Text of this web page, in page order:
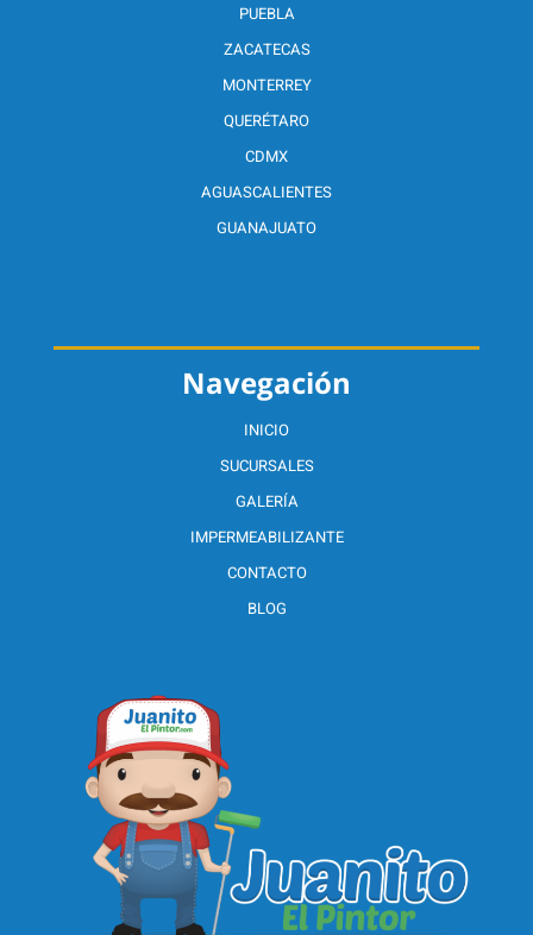
Navegación
INICIO
SUCURSALES
GALERÍA
IMPERMEABILIZANTE
CONTACTO
BLOG
PUEBLA
ZACATECAS
MONTERREY
QUERÉTARO
CDMX
AGUASCALIENTES
GUANAJUATO